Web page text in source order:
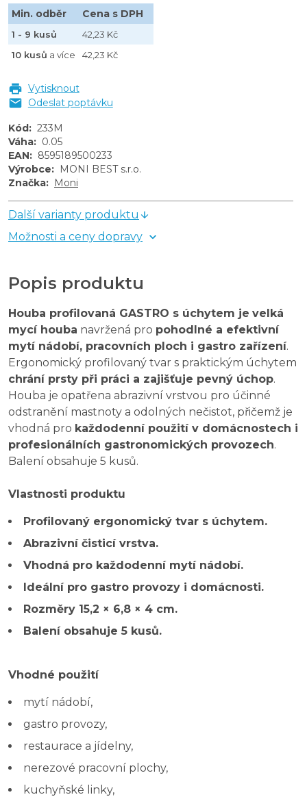
Min. odběr Cena s DPH
1 - 9 kusů
42,23 Kč
10 kusů a více 42,23 Kč
Vytisknout
Odeslat poptávku
Kód: 233M
Váha: 0.05
EAN: 8595189500233
Výrobce: MONI BEST s.r.o.
Značka: Moni
Další varianty produktu
Možnosti a ceny dopravy
Popis produktu
Houba profilovaná GASTRO s úchytem je velká
mycí houba navržená pro pohodlné a efektivní
mytí nádobí, pracovních ploch i gastro zařízení.
Ergonomický profilovaný tvar s praktickým úchytem
chrání prsty při práci a zajišťuje pevný úchop.
Houba je opatřena abrazivní vrstvou pro účinné
odstranění mastnoty a odolných nečistot, přičemž je
vhodná pro každodenní použití v domácnostech i
profesionálních gastronomických provozech.
Balení obsahuje 5 kusů.
Vlastnosti produktu
Profilovaný ergonomický tvar s úchytem.
Abrazivní čisticí vrstva.
Vhodná pro každodenní mytí nádobí.
Ideální pro gastro provozy i domácnosti.
Rozměry 15,2 × 6,8 × 4 cm.
Balení obsahuje 5 kusů.
Vhodné použití
mytí nádobí,
gastro provozy,
restaurace a jídelny,
nerezové pracovní plochy,
kuchyňské linky,